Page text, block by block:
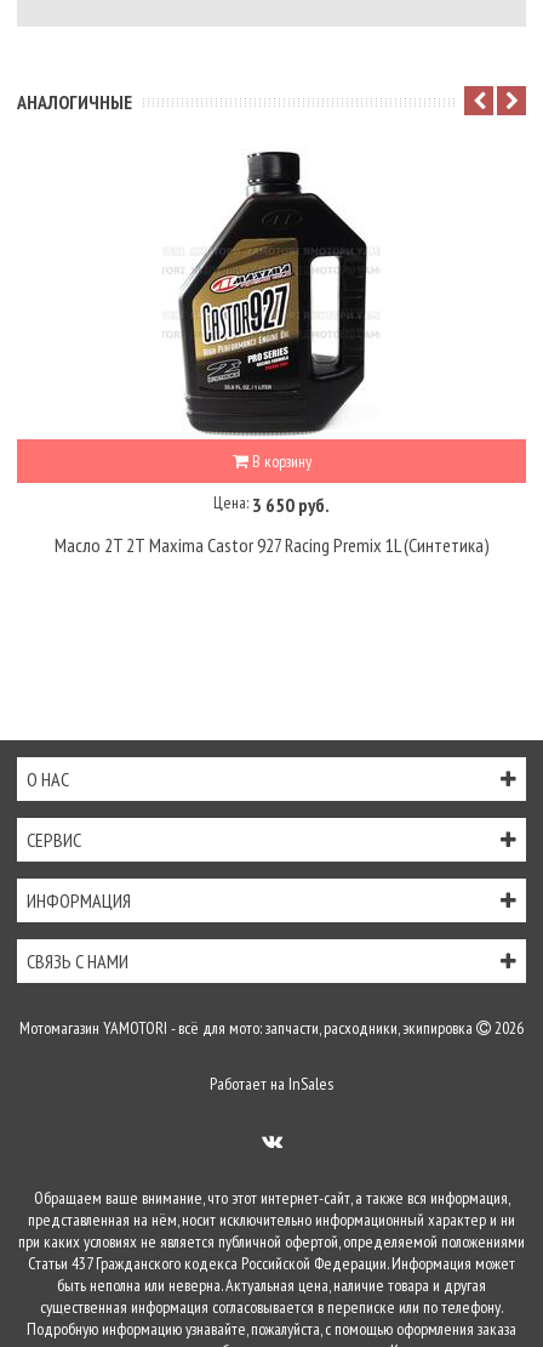
АНАЛОГИЧНЫЕ
В корзину
Цена: 3 650 руб.
Масло 2T 2Т Maxima Castor 927 Racing Premix 1L (Синтетика)
О НАС
СЕРВИС
ИНФОРМАЦИЯ
СВЯЗЬ С НАМИ
Мотомагазин YAMOTORI - всё для мото: запчасти, расходники, экипировка 2026
Работает на InSales
Обращаем ваше внимание, что этот интернет-сайт, а также вся информация,
представленная на нём, носит исключительно информационный характер и ни
при каких условиях не является публичной офертой, определяемой положениями
Статьи 437 Гражданского кодекса Российской Федерации. Информация может
быть неполна или неверна. Актуальная цена, наличие товара и другая
существенная информация согласовывается в переписке или по телефону.
Подробную информацию узнавайте, пожалуйста, с помощью оформления заказа